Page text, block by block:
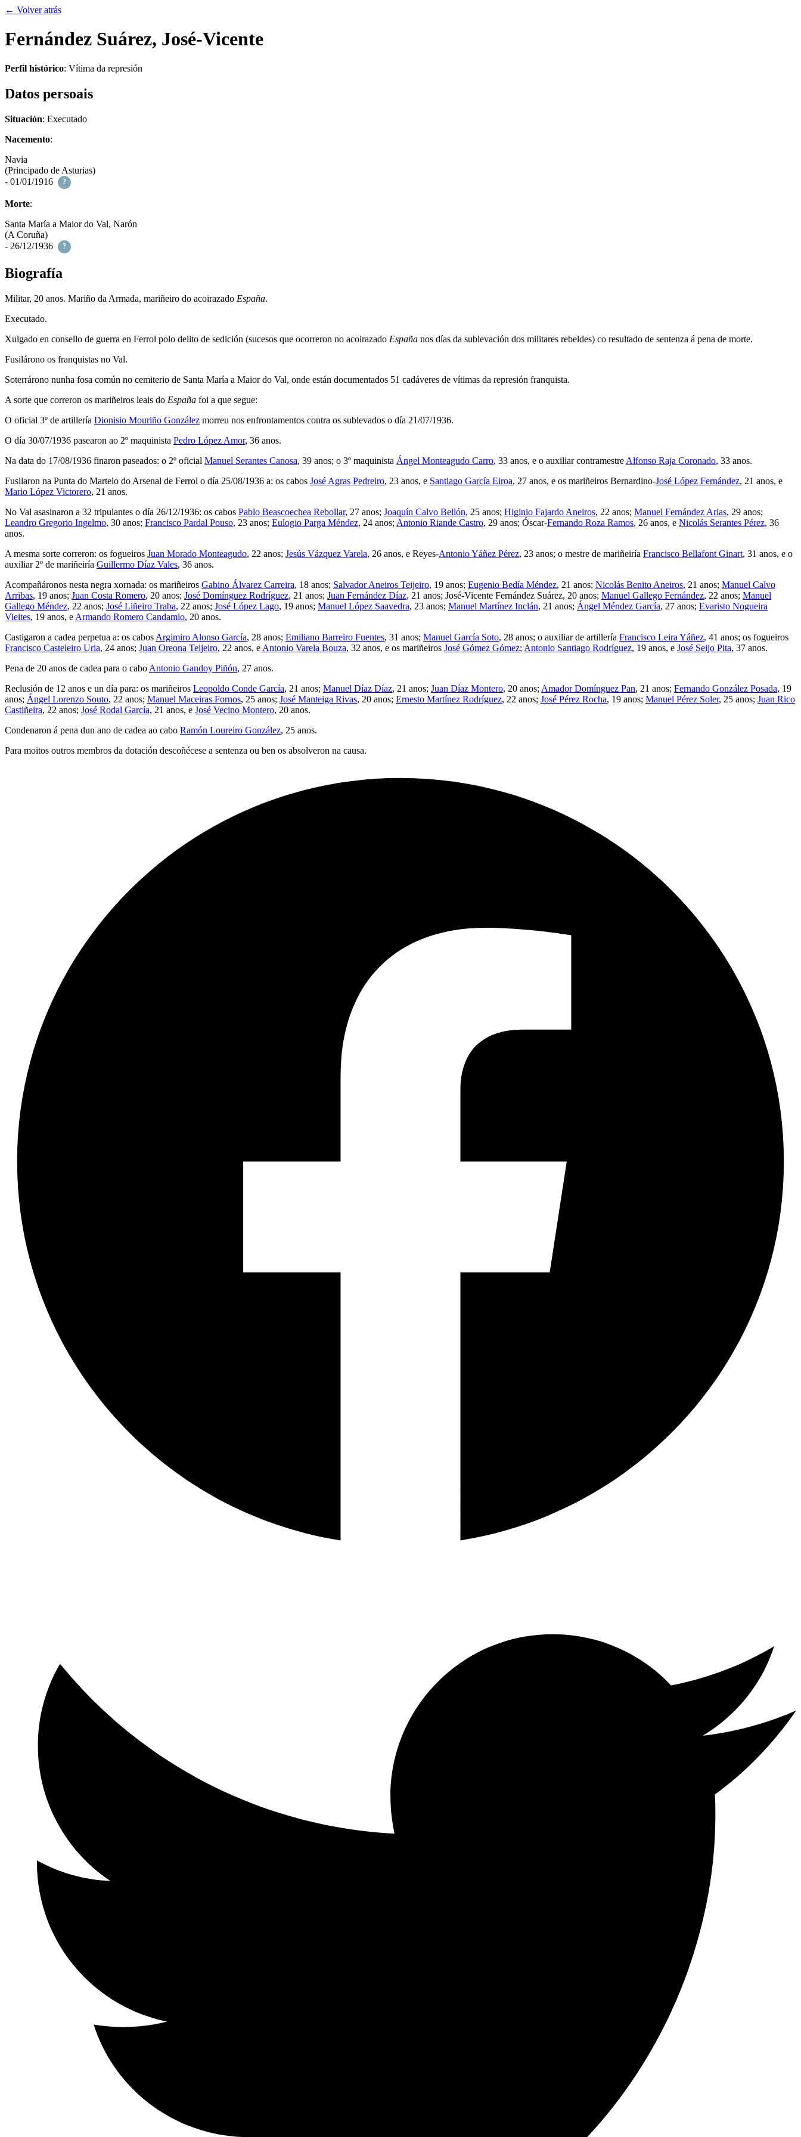
← Volver atrás
Fernández Suárez, José-Vicente
Perfil histórico: Vítima da represión
Datos persoais
Situación: Executado
Nacemento:
Navia
(Principado de Asturias)
- 01/01/1916
?
Morte:
Santa María a Maior do Val, Narón
(A Coruña)
- 26/12/1936
?
Biografía
Militar, 20 anos. Mariño da Armada, mariñeiro do acoirazado España.
Executado.
Xulgado en consello de guerra en Ferrol polo delito de sedición (sucesos que ocorreron no acoirazado España nos días da sublevación dos militares rebeldes) co resultado de sentenza á pena de morte.
Fusilárono os franquistas no Val.
Soterrárono nunha fosa común no cemiterio de Santa María a Maior do Val, onde están documentados 51 cadáveres de vítimas da represión franquista.
A sorte que correron os mariñeiros leais do España foi a que segue:
O oficial 3º de artillería Dionisio Mouriño González morreu nos enfrontamentos contra os sublevados o día 21/07/1936.
O día 30/07/1936 pasearon ao 2º maquinista Pedro López Amor, 36 anos.
Na data do 17/08/1936 finaron paseados: o 2º oficial Manuel Serantes Canosa, 39 anos; o 3º maquinista Ángel Monteagudo Carro, 33 anos, e o auxiliar contramestre Alfonso Raja Coronado, 33 anos.
Fusilaron na Punta do Martelo do Arsenal de Ferrol o día 25/08/1936 a: os cabos José Agras Pedreiro, 23 anos, e Santiago García Eiroa, 27 anos, e os mariñeiros Bernardino-José López Fernández, 21 anos, e
Mario López Victorero, 21 anos.
No Val asasinaron a 32 tripulantes o día 26/12/1936: os cabos Pablo Beascoechea Rebollar, 27 anos; Joaquín Calvo Bellón, 25 anos; Higinio Fajardo Aneiros, 22 anos; Manuel Fernández Arias, 29 anos;
Leandro Gregorio Ingelmo, 30 anos; Francisco Pardal Pouso, 23 anos; Eulogio Parga Méndez, 24 anos; Antonio Riande Castro, 29 anos; Óscar-Fernando Roza Ramos, 26 anos, e Nicolás Serantes Pérez, 36
anos.
A mesma sorte correron: os fogueiros Juan Morado Monteagudo, 22 anos; Jesús Vázquez Varela, 26 anos, e Reyes-Antonio Yáñez Pérez, 23 anos; o mestre de mariñeiría Francisco Bellafont Ginart, 31 anos, e o
auxiliar 2º de mariñeiría Guillermo Díaz Vales, 36 anos.
Acompañáronos nesta negra xornada: os mariñeiros Gabino Álvarez Carreira, 18 anos; Salvador Aneiros Teijeiro, 19 anos; Eugenio Bedía Méndez, 21 anos; Nicolás Benito Aneiros, 21 anos; Manuel Calvo
Arribas, 19 anos; Juan Costa Romero, 20 anos; José Domínguez Rodríguez, 21 anos; Juan Fernández Díaz, 21 anos; José-Vicente Fernández Suárez, 20 anos; Manuel Gallego Fernández, 22 anos; Manuel
Gallego Méndez, 22 anos; José Liñeiro Traba, 22 anos; José López Lago, 19 anos; Manuel López Saavedra, 23 anos; Manuel Martínez Inclán, 21 anos; Ángel Méndez García, 27 anos; Evaristo Nogueira
Vieites, 19 anos, e Armando Romero Candamio, 20 anos.
Castigaron a cadea perpetua a: os cabos Argimiro Alonso García, 28 anos; Emiliano Barreiro Fuentes, 31 anos; Manuel García Soto, 28 anos; o auxiliar de artillería Francisco Leira Yáñez, 41 anos; os fogueiros
Francisco Casteleiro Uria, 24 anos; Juan Oreona Teijeiro, 22 anos, e Antonio Varela Bouza, 32 anos, e os mariñeiros José Gómez Gómez; Antonio Santiago Rodríguez, 19 anos, e José Seijo Pita, 37 anos.
Pena de 20 anos de cadea para o cabo Antonio Gandoy Piñón, 27 anos.
Reclusión de 12 anos e un día para: os mariñeiros Leopoldo Conde García, 21 anos; Manuel Díaz Díaz, 21 anos; Juan Díaz Montero, 20 anos; Amador Domínguez Pan, 21 anos; Fernando González Posada, 19
anos; Ángel Lorenzo Souto, 22 anos; Manuel Maceiras Fornos, 25 anos; José Manteiga Rivas, 20 anos; Ernesto Martínez Rodríguez, 22 anos; José Pérez Rocha, 19 anos; Manuel Pérez Soler, 25 anos; Juan Rico
Castiñeira, 22 anos; José Rodal García, 21 anos, e José Vecino Montero, 20 anos.
Condenaron á pena dun ano de cadea ao cabo Ramón Loureiro González, 25 anos.
Para moitos outros membros da dotación descoñécese a sentenza ou ben os absolveron na causa.